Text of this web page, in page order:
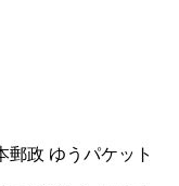
郵政 ゆうパケット